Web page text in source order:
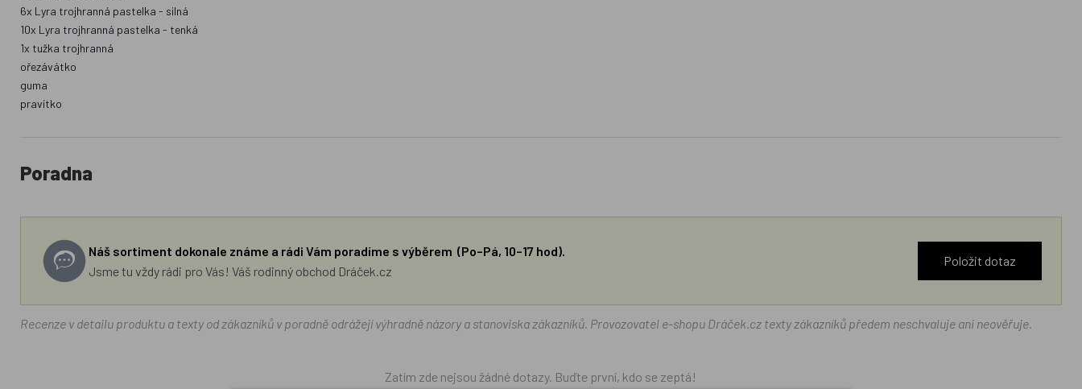
6x Lyra trojhranná pastelka - silná
10x Lyra trojhranná pastelka - tenká
1x tužka trojhranná
ořezávátko
guma
pravítko
Poradna
Náš sortiment dokonale známe a rádi Vám poradíme s výběrem (Po–Pá, 10–17 hod).
Jsme tu vždy rádi pro Vás! Váš rodinný obchod Dráček.cz
Položit dotaz
Recenze v detailu produktu a texty od zákazníků v poradně odrážejí výhradně názory a stanoviska zákazníků. Provozovatel e-shopu Dráček.cz texty zákazníků předem neschvaluje ani neověřuje.
Zatím zde nejsou žádné dotazy. Buďte první, kdo se zeptá!